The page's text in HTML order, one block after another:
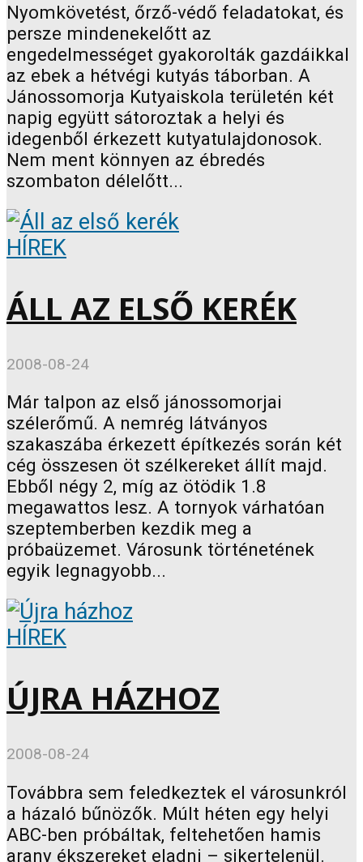
Nyomkövetést, őrző-védő feladatokat, és
persze mindenekelőtt az
engedelmességet gyakorolták gazdáikkal
az ebek a hétvégi kutyás táborban. A
Jánossomorja Kutyaiskola területén két
napig együtt sátoroztak a helyi és
idegenből érkezett kutyatulajdonosok.
Nem ment könnyen az ébredés
szombaton délelőtt...
HÍREK
ÁLL AZ ELSŐ KERÉK
2008-08-24
Már talpon az első jánossomorjai
szélerőmű. A nemrég látványos
szakaszába érkezett építkezés során két
cég összesen öt szélkereket állít majd.
Ebből négy 2, míg az ötödik 1.8
megawattos lesz. A tornyok várhatóan
szeptemberben kezdik meg a
próbaüzemet. Városunk történetének
egyik legnagyobb...
HÍREK
ÚJRA HÁZHOZ
2008-08-24
Továbbra sem feledkeztek el városunkról
a házaló bűnözők. Múlt héten egy helyi
ABC-ben próbáltak, feltehetően hamis
arany ékszereket eladni – sikertelenül.